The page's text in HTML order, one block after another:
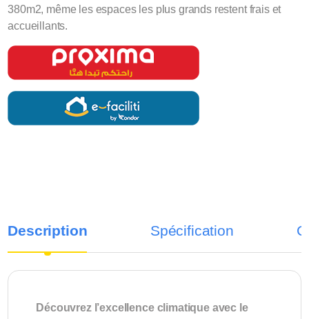
380m2, même les espaces les plus grands restent frais et
accueillants.
Description Spécification
Découvrez l’excellence climatique avec le